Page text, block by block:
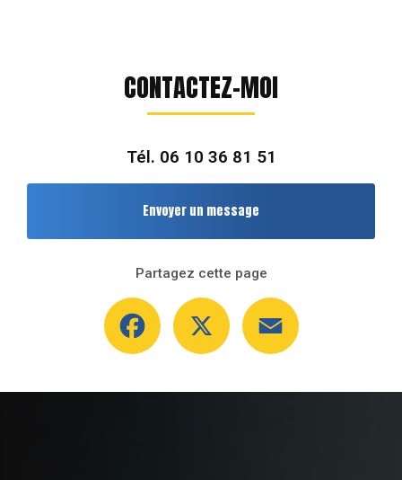
CONTACTEZ-MOI
Tél. 06 10 36 81 51
Envoyer un message
Partagez cette page
Facebook